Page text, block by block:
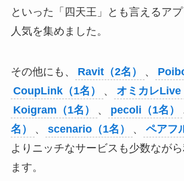
といった「四天王」とも言えるア
人気を集めました。
その他にも、 Ravit（2名） 、
CoupLink（1名）
、 オミカレLive
Koigram（1名）
、 pecoli（1名）
名）
、 scenario（1名） 、 ペアフ
よりニッチなサービスも少数なが
ます。